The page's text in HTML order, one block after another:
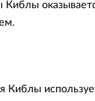
Киблы